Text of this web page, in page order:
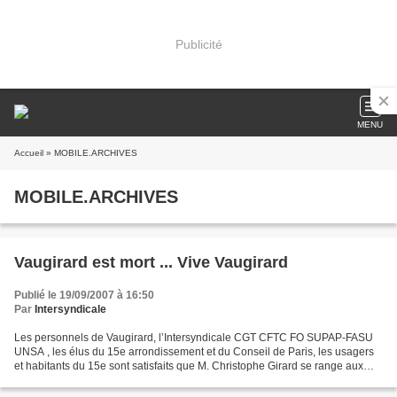
Publicité
MENU
Accueil » MOBILE.ARCHIVES
MOBILE.ARCHIVES
Vaugirard est mort ... Vive Vaugirard
Publié le 19/09/2007 à 16:50
Par Intersyndicale
Les personnels de Vaugirard, l’Intersyndicale CGT CFTC FO SUPAP-FASU
UNSA , les élus du 15e arrondissement et du Conseil de Paris, les usagers
et habitants du 15e sont satisfaits que M. Christophe Girard se range aux